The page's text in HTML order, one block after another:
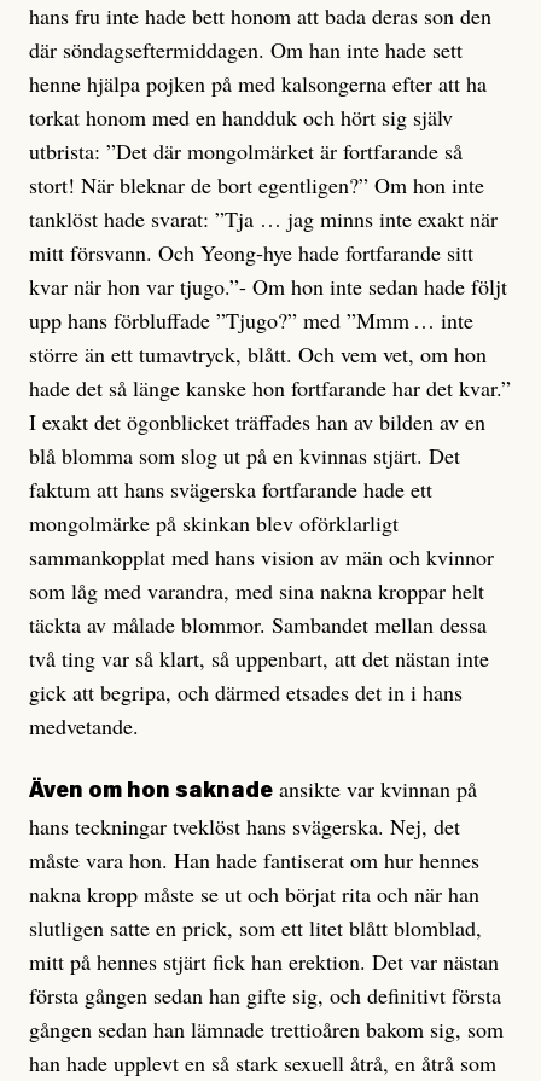
hans fru inte hade bett honom att bada deras son den
där söndagseftermiddagen. Om han inte hade sett
henne hjälpa pojken på med kalsongerna efter att ha
torkat honom med en handduk och hört sig själv
utbrista: ”Det där mongolmärket är fortfarande så
stort! När bleknar de bort egentligen?” Om hon inte
tanklöst hade svarat: ”Tja … jag minns inte exakt när
mitt försvann. Och Yeong-hye hade fortfarande sitt
kvar när hon var tjugo.”- Om hon inte sedan hade följt
upp hans förbluffade ”Tjugo?” med ”Mmm … inte
större än ett tumavtryck, blått. Och vem vet, om hon
hade det så länge kanske hon fortfarande har det kvar.”
I exakt det ögonblicket träffades han av bilden av en
blå blomma som slog ut på en kvinnas stjärt. Det
faktum att hans svägerska fortfarande hade ett
mongolmärke på skinkan blev oförklarligt
sammankopplat med hans vision av män och kvinnor
som låg med varandra, med sina nakna kroppar helt
täckta av målade blommor. Sambandet mellan dessa
två ting var så klart, så uppenbart, att det nästan inte
gick att begripa, och därmed etsades det in i hans
medvetande.
Även om hon saknade ansikte var kvinnan på
hans teckningar tveklöst hans svägerska. Nej, det
måste vara hon. Han hade fantiserat om hur hennes
nakna kropp måste se ut och börjat rita och när han
slutligen satte en prick, som ett litet blått blomblad,
mitt på hennes stjärt fick han erektion. Det var nästan
första gången sedan han gifte sig, och definitivt första
gången sedan han lämnade trettioåren bakom sig, som
han hade upplevt en så stark sexuell åtrå, en åtrå som